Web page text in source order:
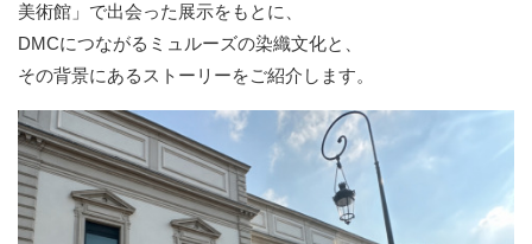
美術館」で出会った展示をもとに、
DMCにつながるミュルーズの染織文化と、
その背景にあるストーリーをご紹介します。